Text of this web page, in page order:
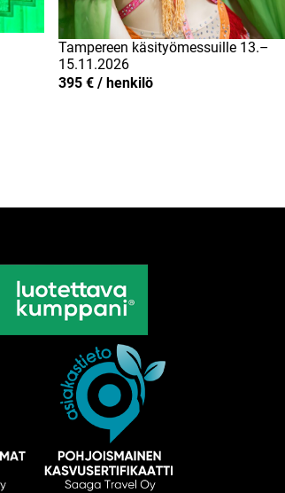
Tampereen käsityömessuille 13.–
15.11.2026
395 € / henkilö